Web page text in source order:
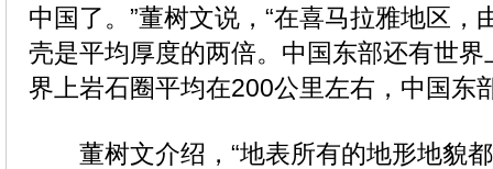
中国了。”董树文说，“在喜马拉雅地区，
壳是平均厚度的两倍。中国东部还有世
界上岩石圈平均在200公里左右，中国东
董树文介绍，“地表所有的地形地貌